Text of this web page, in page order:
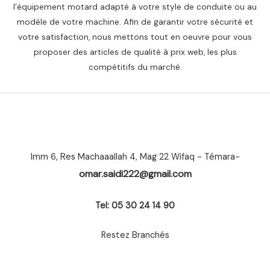
l’équipement motard adapté à votre style de conduite ou au
modèle de votre machine. Afin de garantir votre sécurité et
votre satisfaction, nous mettons tout en oeuvre pour vous
proposer des articles de qualité à prix web, les plus
compétitifs du marché.
Imm 6, Res Machaaallah 4, Mag 22 Wifaq - Témara-
omar.saidi222@gmail.com
Tel: 05 30 24 14 90
Restez Branchés